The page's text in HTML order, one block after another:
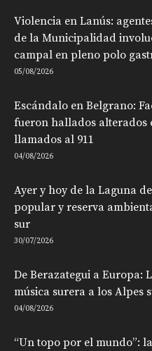
Violencia en Lanús:
de la Municipalidad
campal en pleno polo
05/08/2026
Escándalo en Belgrano:
fueron hallados alterados
llamados al 911
04/08/2026
Ayer y hoy de la Laguna
popular y reserva
sur
30/07/2026
De Berazategui a Europa:
música surera a los Alpes
04/08/2026
“Un topo por el mundo”: